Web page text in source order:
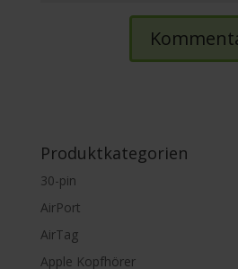
Produktkategorien
30-pin
AirPort
AirTag
Apple Kopfhörer